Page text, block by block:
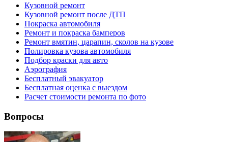
Кузовной ремонт
Кузовной ремонт после ДТП
Покраска автомобиля
Ремонт и покраска бамперов
Ремонт вмятин, царапин, сколов на кузове
Полировка кузова автомобиля
Подбор краски для авто
Аэрография
Бесплатный эвакуатор
Бесплатная оценка с выездом
Расчет стоимости ремонта по фото
Вопросы